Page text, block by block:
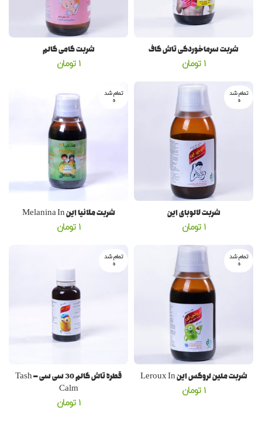
شربت سرماخوردگی تاش کاف
1 تومان
شربت کامی کالم
1 تومان
تمام شد
ه
شربت لالوبای این
1 تومان
تمام شد
ه
شربت ملانیا این Melanina In
1 تومان
تمام شد
ه
شربت ملین لروکس این Leroux In
1 تومان
تمام شد
ه
قطره تاش کالم 30 سی سی – Tash
Calm
1 تومان